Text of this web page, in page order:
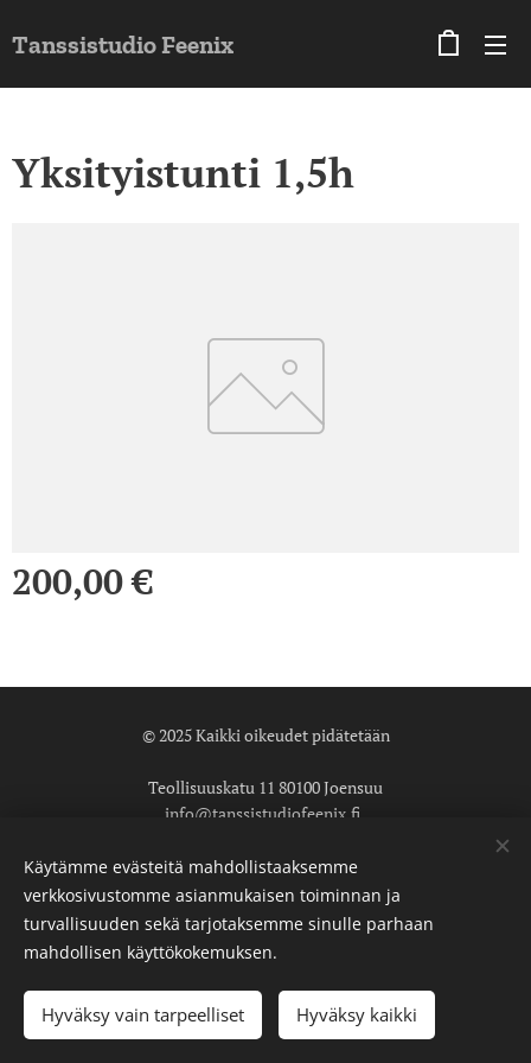
Tanssistudio Feenix
Yksityistunti 1,5h
200,00€
Lisää ostoskoriin
© 2025 Kaikki oikeudet pidätetään
Teollisuuskatu 11 80100 Joensuu
info@tanssistudiofeenix.fi
Käyttöehdot
Tietosuojakäytäntö
Evästeet
Käytämme evästeitä mahdollistaaksemme
verkkosivustomme asianmukaisen toiminnan ja
turvallisuuden sekä tarjotaksemme sinulle parhaan
mahdollisen käyttökokemuksen.
Hyväksy vain tarpeelliset Hyväksy kaikki